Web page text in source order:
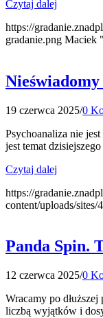
Czytaj dalej
https://
gradanie.png Maciek
19 czerwca 2025/0
Psychoanaliza nie
jest temat
Czytaj dalej
https://
content/uploads/sites/
Panda Spin.
12 czerwca 2025/0
Wracamy po
liczbą wyjątków i